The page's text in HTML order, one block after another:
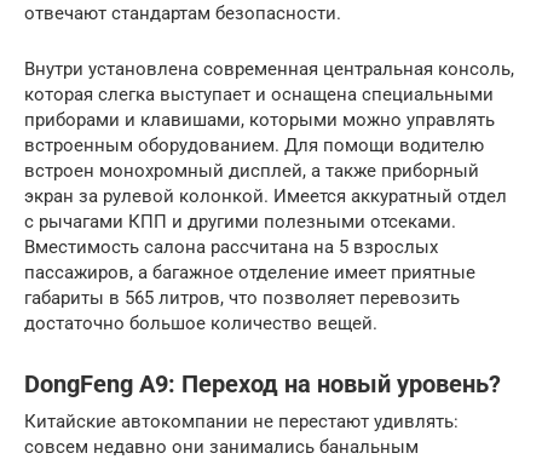
отвечают стандартам безопасности.
Внутри установлена современная центральная консоль,
которая слегка выступает и оснащена специальными
приборами и клавишами, которыми можно управлять
встроенным оборудованием. Для помощи водителю
встроен монохромный дисплей, а также приборный
экран за рулевой колонкой. Имеется аккуратный отдел
с рычагами КПП и другими полезными отсеками.
Вместимость салона рассчитана на 5 взрослых
пассажиров, а багажное отделение имеет приятные
габариты в 565 литров, что позволяет перевозить
достаточно большое количество вещей.
DongFeng A9: Переход на новый уровень?
Китайские автокомпании не перестают удивлять:
совсем недавно они занимались банальным